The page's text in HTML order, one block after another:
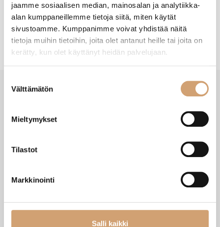
jaamme sosiaalisen median, mainosalan ja analytiikka-
alan kumppaneillemme tietoja siitä, miten käytät
sivustoamme. Kumppanimme voivat yhdistää näitä
tietoja muihin tietoihin, joita olet antanut heille tai joita on
kerätty, kun olet käyttänyt heidän palvelujaan.
valinta
Välttämätön
Mieltymykset
Tilastot
Markkinointi
Salli kaikki